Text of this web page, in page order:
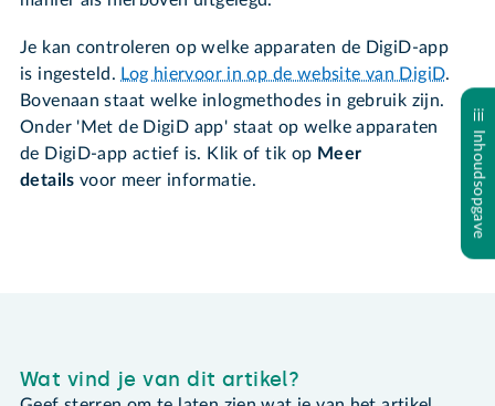
Je kan controleren op welke apparaten de DigiD-app
is ingesteld. Log hiervoor in op de website van DigiD.
Bovenaan staat welke inlogmethodes in gebruik zijn.
Onder 'Met de DigiD app' staat op welke apparaten
de DigiD-app actief is. Klik of tik op Meer
details voor meer informatie. Inhoudsopgave
Wat vind je van dit artikel?